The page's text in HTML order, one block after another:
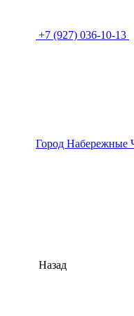
+7 (927) 036-10-13
Город Набережные
Назад